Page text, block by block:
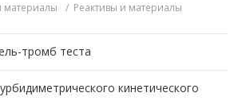
материалы Реактивы и материалы
тромб теста
кинетического